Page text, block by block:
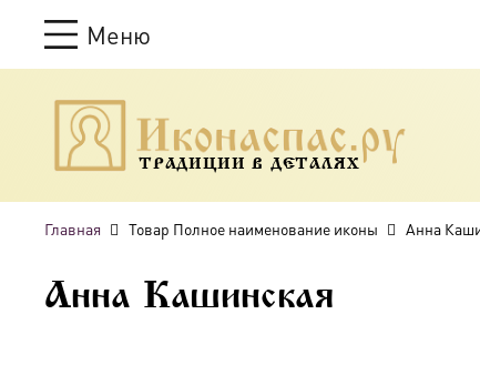
Меню
ТРАДИЦИИ В ДЕТАЛЯХ
Главная Товар Полное наименование иконы Анна
Анна Кашинская